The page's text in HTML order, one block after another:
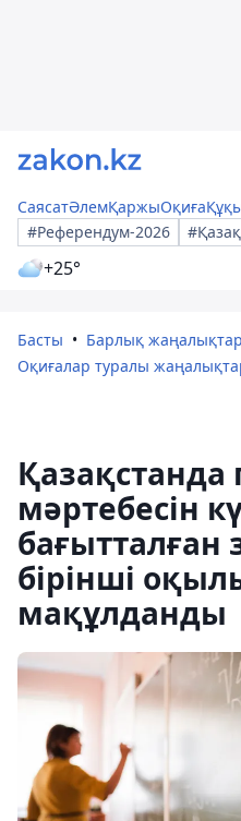
СаясатӘлемҚаржыОқиға
#Референдум-2026
+25°
Басты
Барлық жаңалықтар
Оқиғалар туралы
Қазақстанда
мәртебесін
бағытталған
бірінші
мақұлданды